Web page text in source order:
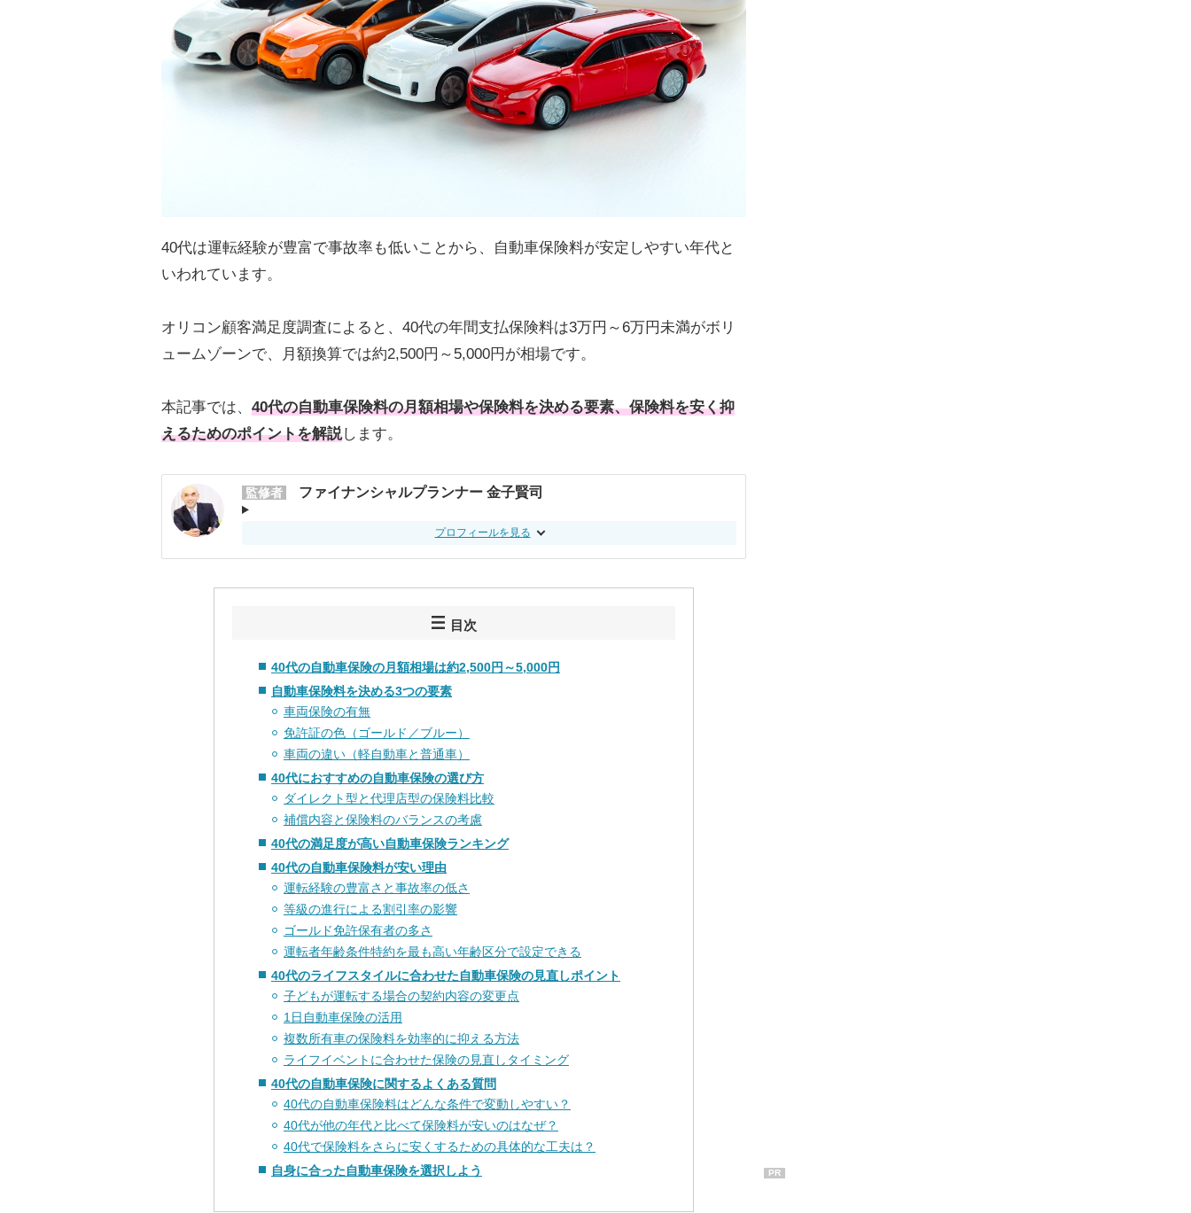
40代は運転経験が豊富で事故率も低いことから、自動車保険料が安定しやすい年代と
いわれています。
オリコン顧客満足度調査によると、40代の年間支払保険料は3万円～6万円未満がボリ
ュームゾーンで、月額換算では約2,500円～5,000円が相場です。
本記事では、 40代の自動車保険料の月額相場や保険料を決める要素、保険料を安く抑
えるためのポイントを解説します。
監修者 ファイナンシャルプランナー 金子賢司
プロフィールを見る
目次
40代の自動車保険の月額相場は約2,500円～5,000円
自動車保険料を決める3つの要素
車両保険の有無
免許証の色（ゴールド／ブルー）
車両の違い（軽自動車と普通車）
40代におすすめの自動車保険の選び方
ダイレクト型と代理店型の保険料比較
補償内容と保険料のバランスの考慮
40代の満足度が高い自動車保険ランキング
40代の自動車保険料が安い理由
運転経験の豊富さと事故率の低さ
等級の進行による割引率の影響
ゴールド免許保有者の多さ
運転者年齢条件特約を最も高い年齢区分で設定できる
40代のライフスタイルに合わせた自動車保険の見直しポイント
子どもが運転する場合の契約内容の変更点
1日自動車保険の活用
複数所有車の保険料を効率的に抑える方法
ライフイベントに合わせた保険の見直しタイミング
40代の自動車保険に関するよくある質問
40代の自動車保険料はどんな条件で変動しやすい？
40代が他の年代と比べて保険料が安いのはなぜ？
40代で保険料をさらに安くするための具体的な工夫は？
自身に合った自動車保険を選択しよう
PR